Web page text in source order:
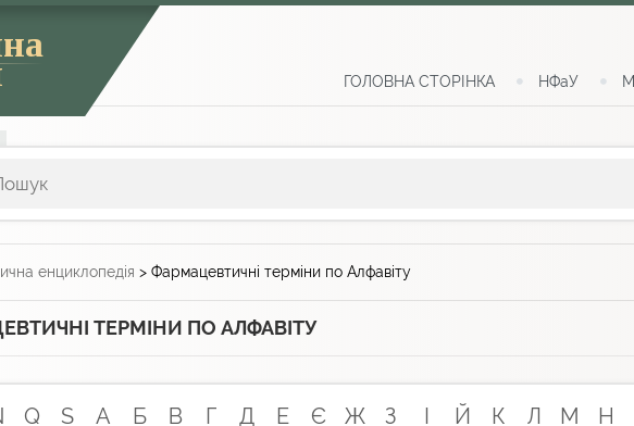
ГОЛОВНА СТОРІНКА НФаУ
енциклопедія > Фармацевтичні терміни по Алфавіту
ТЕРМІНИ ПО АЛФАВІТУ
Q S А Б В Г Д Е Є Ж З І Й К Л М Н